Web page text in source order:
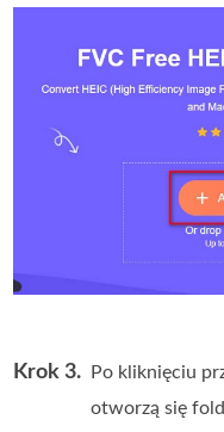
Krok 3.
Po kliknięciu
otworzą się